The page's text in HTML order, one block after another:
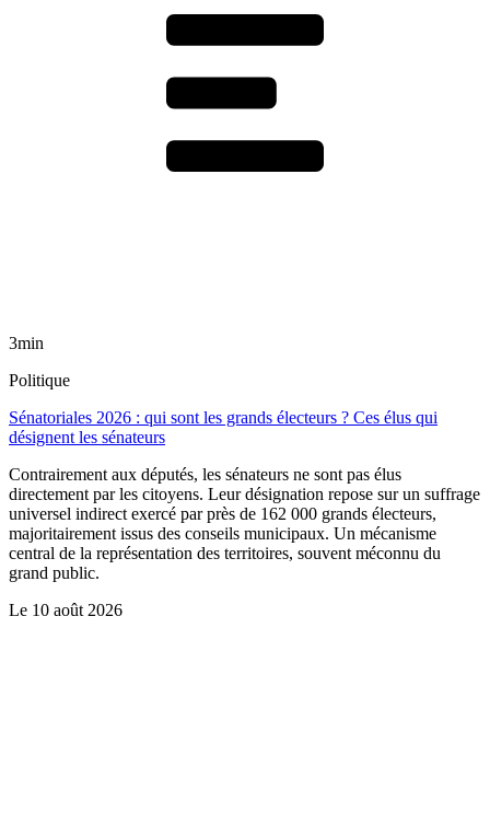
3min
Politique
Sénatoriales 2026 : qui sont les grands électeurs ? Ces élus qui
désignent les sénateurs
Contrairement aux députés, les sénateurs ne sont pas élus
directement par les citoyens. Leur désignation repose sur un suffrage
universel indirect exercé par près de 162 000 grands électeurs,
majoritairement issus des conseils municipaux. Un mécanisme
central de la représentation des territoires, souvent méconnu du
grand public.
Le 10 août 2026